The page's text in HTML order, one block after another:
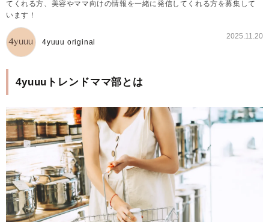
てくれる方、美容やママ向けの情報を一緒に発信してくれる方を募集して
います！
4yuuu original
2025.11.20
4yuuuトレンドママ部とは